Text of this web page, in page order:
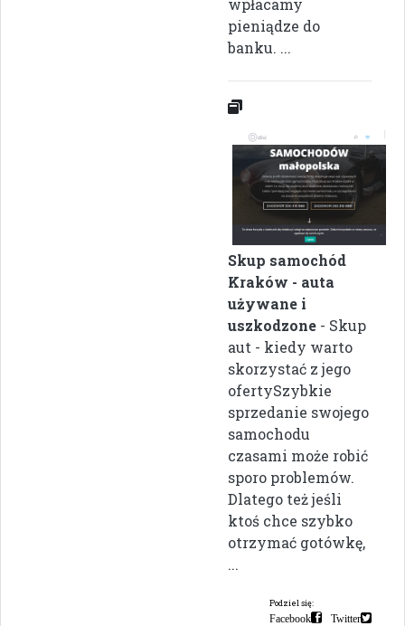
wpłacamy
pieniądze do
banku. ...
Skup samochód
Kraków - auta
używane i
uszkodzone - Skup
aut - kiedy warto
skorzystać z jego
ofertySzybkie
sprzedanie swojego
samochodu
czasami może robić
sporo problemów.
Dlatego też jeśli
ktoś chce szybko
otrzymać gotówkę,
...
Podziel się:
Facebook
Twitter